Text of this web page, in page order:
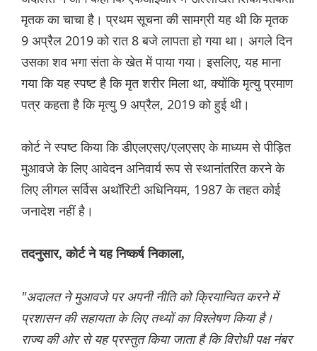
मृतक का चाचा है। प्रथम सूचना की सामग्री यह थी कि मृतक
9 अप्रैल 2019 को रात 8 बजे लापता हो गया था। अगले दिन
उसका शव भगा संता के खेत में पाया गया। इसलिए, यह माना
गया कि यह स्पष्ट है कि मृत शरीर मिला था, क्योंकि मृत्यु प्रमाण
पत्र कहता है कि मृत्यु 9 अप्रैल, 2019 को हुई थी।
कोर्ट ने स्पष्ट किया कि डीएलएसए/एलएसए के माध्यम से पीड़ित
मुआवजे के लिए आवेदन अनिवार्य रूप से स्थानांतरित करने के
लिए लीगल सर्विस अथॉरिटी अधिनियम, 1987 के तहत कोई
जनादेश नहीं है।
तदनुसार, कोर्ट ने यह निष्कर्ष निकाला,
"अदालत ने मुआवजे पर अपनी नीति को क्रियान्वित करने में
प्रशासन की सहायता के लिए तथ्यों का विश्लेषण किया है।
राज्य की ओर से यह प्रस्तुत किया जाता है कि विरोधी पक्ष नंबर